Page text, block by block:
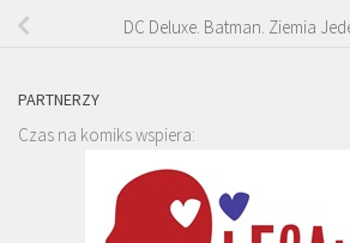
DC Deluxe. Batman. Ziemia
PARTNERZY
Czas na komiks wspiera: